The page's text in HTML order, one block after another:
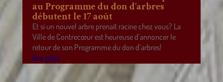
au Programme du don d’arbres
débutent le 17 août
Et si un nouvel arbre prenait racine chez vous? La
Ville de Contrecœur est heureuse d’annoncer le
retour de son Programme du don d’arbres!
lire plus